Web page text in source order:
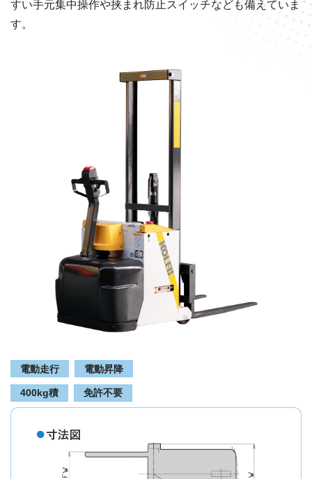
すい手元集中操作や挟まれ防止スイッチなども備えていま
す。
電動走行 電動昇降
400kg積 免許不要